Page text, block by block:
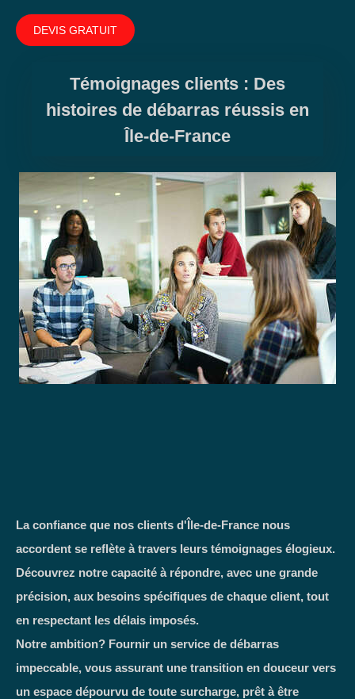
DEVIS GRATUIT
Témoignages clients : Des
histoires de débarras réussis en
Île-de-France
La confiance que nos clients d'Île-de-France nous
accordent se reflète à travers leurs témoignages élogieux.
Découvrez notre capacité à répondre, avec une grande
précision, aux besoins spécifiques de chaque client, tout
en respectant les délais imposés.
Notre ambition? Fournir un service de débarras
impeccable, vous assurant une transition en douceur vers
un espace dépourvu de toute surcharge, prêt à être